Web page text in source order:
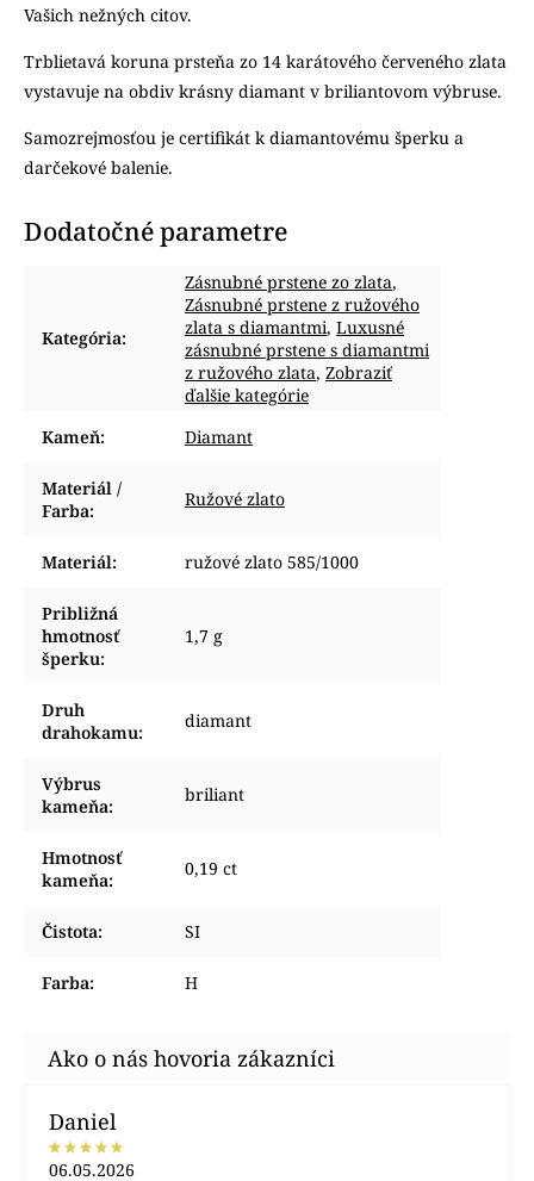
Vašich nežných citov.
Trblietavá koruna prsteňa zo 14 karátového červeného zlata
vystavuje na obdiv krásny diamant v briliantovom výbruse.
Samozrejmosťou je certifikát k diamantovému šperku a
darčekové balenie.
Dodatočné parametre
Kategória:
Zásnubné prstene zo zlata,
Zásnubné prstene z ružového
zlata s diamantmi, Luxusné
zásnubné prstene s diamantmi
z ružového zlata, Zobraziť
ďalšie kategórie
Kameň: Diamant
Materiál /
Farba:
Ružové zlato
Materiál: ružové zlato 585/1000
Približná
hmotnosť
šperku:
1,7 g
Druh
drahokamu:
diamant
Výbrus
kameňa:
briliant
Hmotnosť
kameňa:
0,19 ct
Čistota: SI
Farba: H
Daniel
06.05.2026